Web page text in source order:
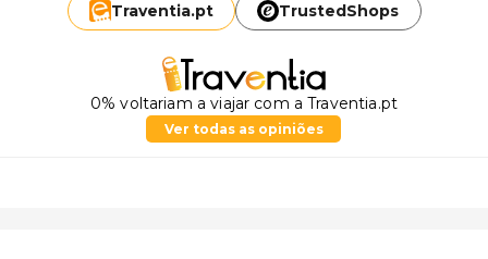
Traventia.pt TrustedShops
0% voltariam a viajar com a Traventia.pt
Ver todas as opiniões